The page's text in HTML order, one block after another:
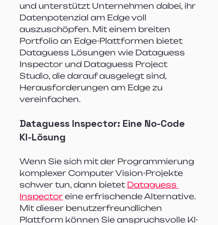
und unterstützt Unternehmen dabei, ihr
Datenpotenzial am Edge voll
auszuschöpfen. Mit einem breiten
Portfolio an Edge-Plattformen bietet
Dataguess Lösungen wie Dataguess
Inspector und Dataguess Project
Studio, die darauf ausgelegt sind,
Herausforderungen am Edge zu
vereinfachen.
Dataguess Inspector: Eine No-Code
KI-Lösung
Wenn Sie sich mit der Programmierung
komplexer Computer Vision-Projekte
schwer tun, dann bietet Dataguess
Inspector eine erfrischende Alternative.
Mit dieser benutzerfreundlichen
Plattform können Sie anspruchsvolle KI-